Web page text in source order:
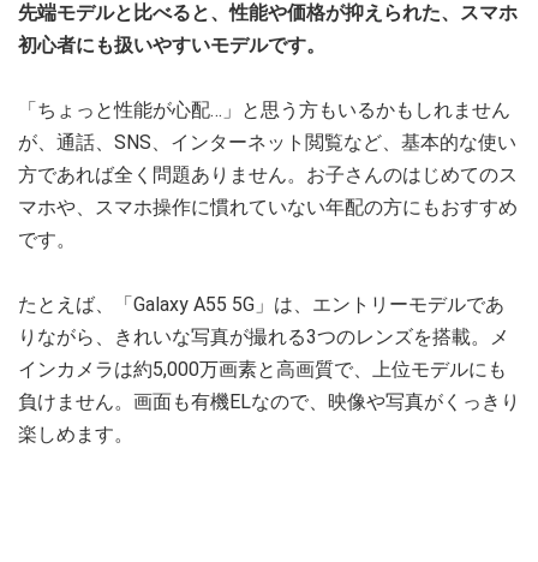
先端モデルと比べると、性能や価格が抑えられた、スマホ
初心者にも扱いやすいモデルです。
「ちょっと性能が心配…」と思う方もいるかもしれません
が、通話、SNS、インターネット閲覧など、基本的な使い
方であれば全く問題ありません。お子さんのはじめてのス
マホや、スマホ操作に慣れていない年配の方にもおすすめ
です。
たとえば、「Galaxy A55 5G」は、エントリーモデルであ
りながら、きれいな写真が撮れる3つのレンズを搭載。メ
インカメラは約5,000万画素と高画質で、上位モデルにも
負けません。画面も有機ELなので、映像や写真がくっきり
楽しめます。